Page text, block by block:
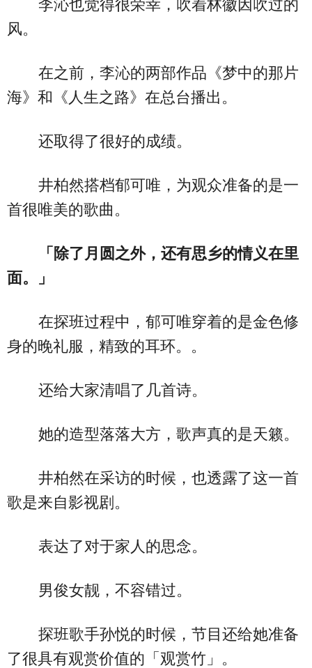
李沁也觉得很荣幸，吹着林徽因吹过的
风。
在之前，李沁的两部作品《梦中的那片
海》和《人生之路》在总台播出。
还取得了很好的成绩。
井柏然搭档郁可唯，为观众准备的是一
首很唯美的歌曲。
「除了月圆之外，还有思乡的情义在里
面。」
在探班过程中，郁可唯穿着的是金色修
身的晚礼服，精致的耳环。。
还给大家清唱了几首诗。
她的造型落落大方，歌声真的是天籁。
井柏然在采访的时候，也透露了这一首
歌是来自影视剧。
表达了对于家人的思念。
男俊女靓，不容错过。
探班歌手孙悦的时候，节目还给她准备
了很具有观赏价值的「观赏竹」。